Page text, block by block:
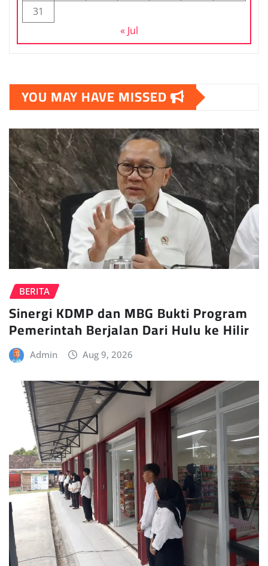
31
« Jul
YOU MAY HAVE MISSED
BERITA
Sinergi KDMP dan MBG Bukti Program
Pemerintah Berjalan Dari Hulu ke Hilir
Admin Aug 9, 2026